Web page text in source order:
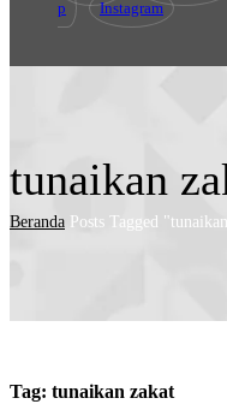
p
Instagram
tunaikan
Beranda Posts Tagged
Tag: tunaikan zakat